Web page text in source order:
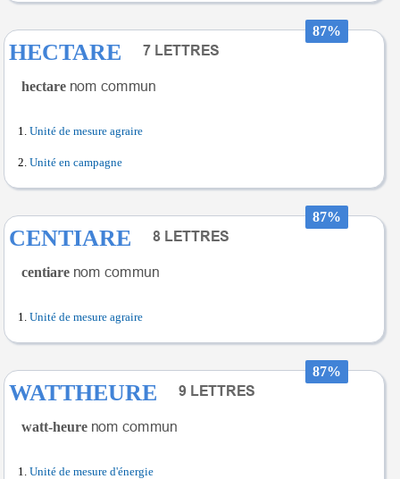
87%
HECTARE
hectare
Unité de mesure agraire
Unité en campagne
87%
CENTIARE
centiare
Unité de mesure agraire
87%
WATTHEURE
watt-heure
Unité de mesure d'énergie